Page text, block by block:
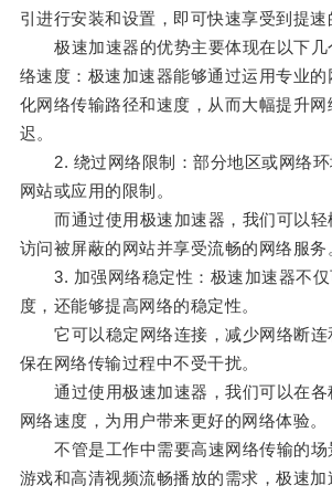
引进行安装和设置，即可快速享受到提速
极速加速器的优势主要体现在以下几
络速度：极速加速器能够通过运用专业
化网络传输路径和速度，从而大幅提升
迟。
2. 绕过网络限制：部分地区或网络环
网站或应用的限制。
而通过使用极速加速器，我们可以轻
访问被屏蔽的网站并享受流畅的网络服务
3. 加强网络稳定性：极速加速器不仅
度，还能够提高网络的稳定性。
它可以稳定网络连接，减少网络断连
保在网络传输过程中不受干扰。
通过使用极速加速器，我们可以在各
网络速度，为用户带来更好的网络体验。
不管是工作中需要高速网络传输的场
游戏和高清视频流畅播放的需求，极速